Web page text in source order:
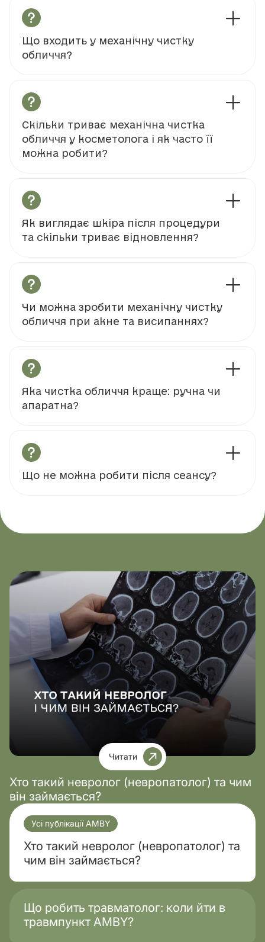
Що входить у механічну чистку
обличчя?
Скільки триває механічна чистка
обличчя у косметолога і як часто її
можна робити?
Як виглядає шкіра після процедури
та скільки триває відновлення?
Чи можна зробити механічну чистку
обличчя при акне та висипаннях?
Яка чистка обличчя краще: ручна чи
апаратна?
Що не можна робити після сеансу?
Читати
Хто такий невролог (невропатолог) та чим
він займається?
Усі публікації AMBY
Хто такий невролог (невропатолог) та
чим він займається?
Що робить травматолог: коли йти в
травмпункт AMBY?